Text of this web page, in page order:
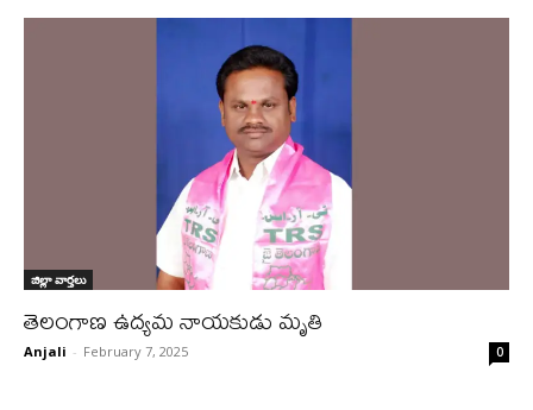
జిల్లా వార్త‌లు
తెలంగాణ ఉద్యమ నాయకుడు మృతి
Anjali - February 7, 2025 0